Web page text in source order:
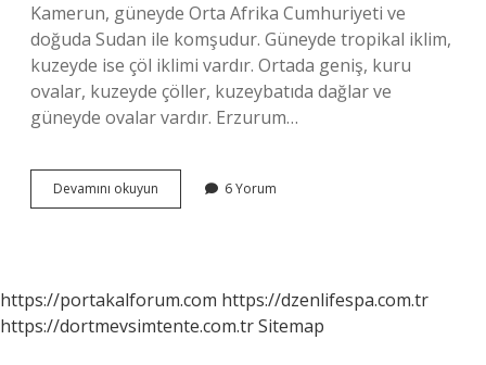
Kamerun, güneyde Orta Afrika Cumhuriyeti ve
doğuda Sudan ile komşudur. Güneyde tropikal iklim,
kuzeyde ise çöl iklimi vardır. Ortada geniş, kuru
ovalar, kuzeyde çöller, kuzeybatıda dağlar ve
güneyde ovalar vardır. Erzurum…
Devamını okuyun
Nereye
6 Yorum
https://portakalforum.com https://dzenlifespa.com.tr
https://dortmevsimtente.com.trSitemap